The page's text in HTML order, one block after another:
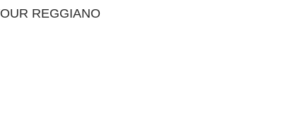
REGGIANO